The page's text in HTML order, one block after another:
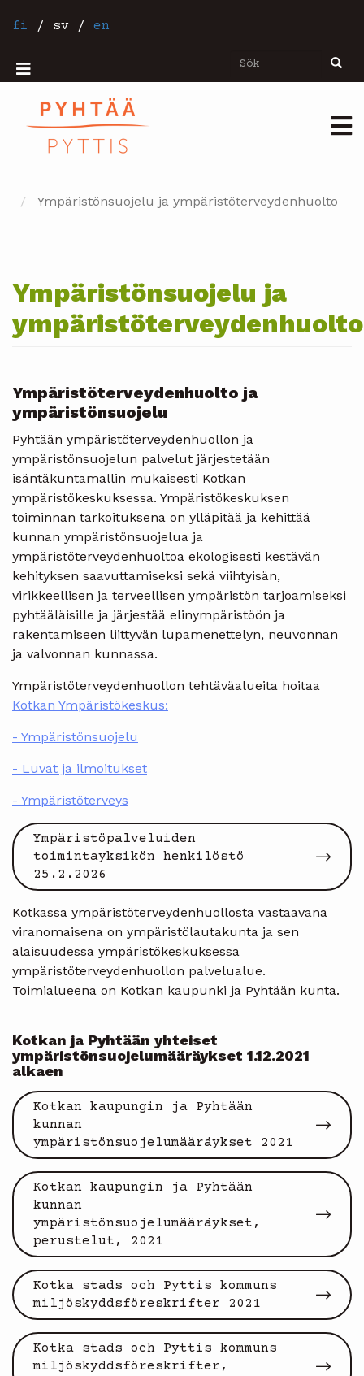
tillfi / sv / en
Sök Sök
Mobiilivalikko
Ympäristönsuojelu ja ympäristöterveydenhuolto
Ympäristönsuojelu ja
ympäristöterveydenhuolto
Ympäristöterveydenhuolto ja
ympäristönsuojelu
Pyhtään ympäristöterveydenhuollon ja
ympäristönsuojelun palvelut järjestetään
isäntäkuntamallin mukaisesti Kotkan
ympäristökeskuksessa. Ympäristökeskuksen
toiminnan tarkoituksena on ylläpitää ja kehittää
kunnan ympäristönsuojelua ja
ympäristöterveydenhuoltoa ekologisesti kestävän
kehityksen saavuttamiseksi sekä viihtyisän,
virikkeellisen ja terveellisen ympäristön tarjoamiseksi
pyhtääläisille ja järjestää elinympäristöön ja
rakentamiseen liittyvän lupamenettelyn, neuvonnan
ja valvonnan kunnassa.
Ympäristöterveydenhuollon tehtäväalueita hoitaa
Kotkan Ympäristökeskus:
- Ympäristönsuojelu
- Luvat ja ilmoitukset
- Ympäristöterveys
Ympäristöpalveluiden
toimintayksikön henkilöstö
25.2.2026
Kotkassa ympäristöterveydenhuollosta vastaavana
viranomaisena on ympäristölautakunta ja sen
alaisuudessa ympäristökeskuksessa
ympäristöterveydenhuollon palvelualue.
Toimialueena on Kotkan kaupunki ja Pyhtään kunta.
Kotkan ja Pyhtään yhteiset
ympäristönsuojelumääräykset 1.12.2021
alkaen
Kotkan kaupungin ja Pyhtään
kunnan
ympäristönsuojelumääräykset 2021
Kotkan kaupungin ja Pyhtään
kunnan
ympäristönsuojelumääräykset,
perustelut, 2021
Kotka stads och Pyttis kommuns
miljöskyddsföreskrifter 2021
Kotka stads och Pyttis kommuns
miljöskyddsföreskrifter,